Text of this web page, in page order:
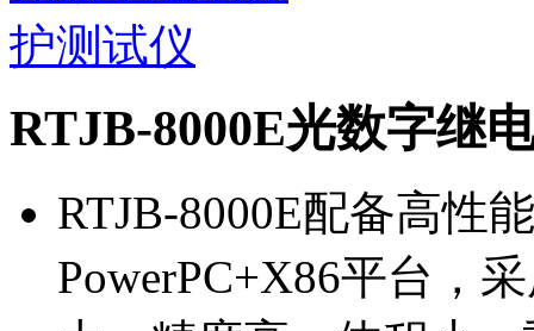
RTJB-8000E光数字继
RTJB-8000E配备高性
PowerPC+X86平台，